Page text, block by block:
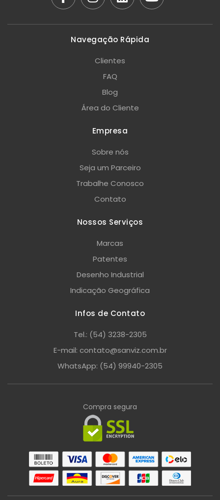
Navegação Rápida
Clientes
FAQ
Blog
Área do Cliente
Empresa
Sobre nós
Seja um Parceiro
Trabalhe Conosco
Contato
Nossos Serviços
Marcas
Patentes
Desenho Industrial
Indicação Geográfica
Infos de Contato
Tel.: (54) 3238-2305
E-mail: contato@sanviz.com.br
WhatsApp: (54) 99940-2305
Compra segura